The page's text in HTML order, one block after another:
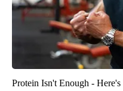
Protein Isn't Enough -